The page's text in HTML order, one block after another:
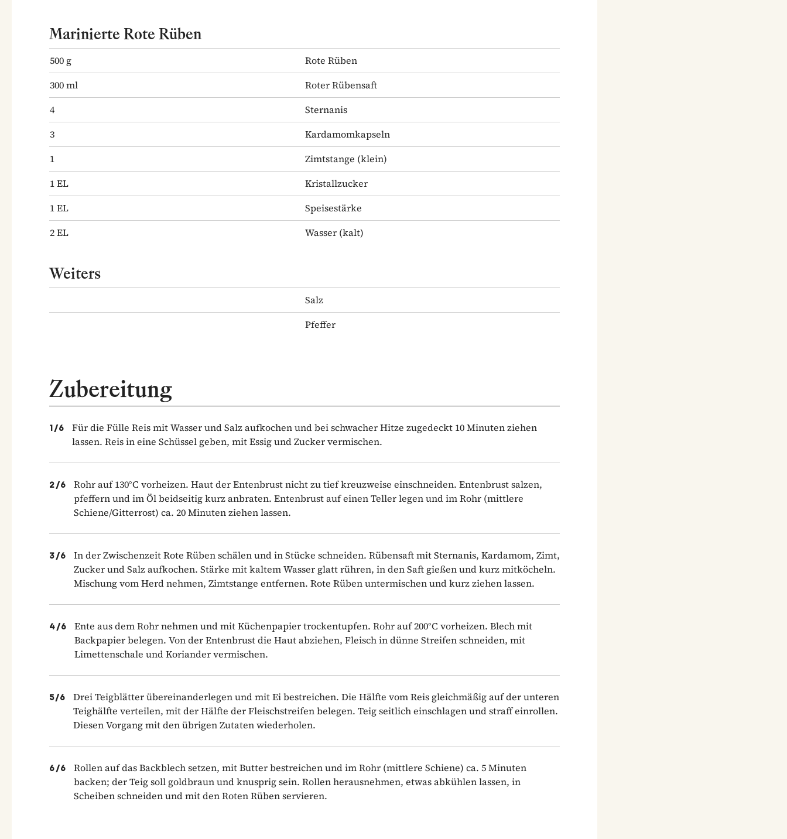
Marinierte Rote Rüben
500 g
Rote Rüben
300ml
Roter Rübensaft
4
Sternanis
3
Kardamomkapseln
1
Zimtstange (klein)
1EL
Kristallzucker
1EL
Speisestärke
2EL Wasser (kalt)
Weiters
Salz
Pfeffer
Zubereitung
1/6
Für die Fülle Reis mit Wasser und Salz aufkochen und bei schwacher Hitze zugedeckt 10 Minuten ziehen
lassen. Reis in eine Schüssel geben, mit Essig und Zucker vermischen.
2/6
Rohr auf 130°C vorheizen. Haut der Entenbrust nicht zu tief kreuzweise einschneiden. Entenbrust salzen,
pfeffern und im Öl beidseitig kurz anbraten. Entenbrust auf einen Teller legen und im Rohr (mittlere
Schiene/Gitterrost) ca. 20 Minuten ziehen lassen.
3/6
In der Zwischenzeit Rote Rüben schälen und in Stücke schneiden. Rübensaft mit Sternanis, Kardamom, Zimt,
Zucker und Salz aufkochen. Stärke mit kaltem Wasser glatt rühren, in den Saft gießen und kurz mitköcheln.
Mischung vom Herd nehmen, Zimtstange entfernen. Rote Rüben untermischen und kurz ziehen lassen.
4/6
Ente aus dem Rohr nehmen und mit Küchenpapier trockentupfen. Rohr auf 200°C vorheizen. Blech mit
Backpapier belegen. Von der Entenbrust die Haut abziehen, Fleisch in dünne Streifen schneiden, mit
Limettenschale und Koriander vermischen.
5/6
Drei Teigblätter übereinanderlegen und mit Ei bestreichen. Die Hälfte vom Reis gleichmäßig auf der unteren
Teighälfte verteilen, mit der Hälfte der Fleischstreifen belegen. Teig seitlich einschlagen und straff einrollen.
Diesen Vorgang mit den übrigen Zutaten wiederholen.
6/6
Rollen auf das Backblech setzen, mit Butter bestreichen und im Rohr (mittlere Schiene) ca. 5 Minuten
backen; der Teig soll goldbraun und knusprig sein. Rollen herausnehmen, etwas abkühlen lassen, in
Scheiben schneiden und mit den Roten Rüben servieren.